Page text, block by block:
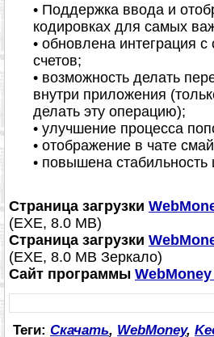
• Поддержка ввода и
кодировках для самых
• обновлена интеграция
счетов;
• возможность делать
внутри приложения
делать эту операцию);
• улучшение процесса
• отображение в чате
• повышена
Страница загрузки
(EXE, 8.0 МB)
Страница загрузки
(ЕХЕ, 8.0 MB Зеркало)
Сайт программы
Теги: Скачать, WebMoney,